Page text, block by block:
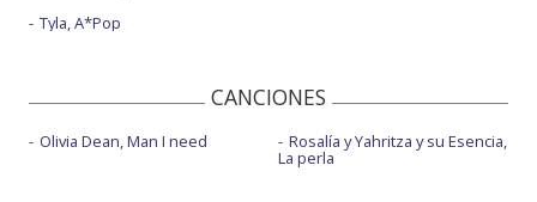
Tyla, A*Pop
CANCIONES
Olivia Dean, Man I need Rosalía y Yahritza y su Esencia,
La perla